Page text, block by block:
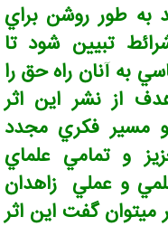
به طور روشن براي
تبيين شود تا
به آنان راه حق را
از نشر اين اثر
مسير فکري مجدد
و تمامي علماي
و عملي زاهدان
ميتوان گفت اين اثر